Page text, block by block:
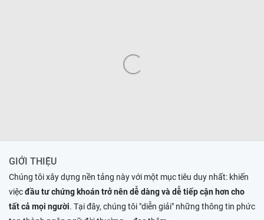
GIỚI THIỆU
Chúng tôi xây dựng nền tảng này với một mục tiêu duy nhất: khiến
việcđầu tư chứng khoán trở nên dễ dàng và dễ tiếp cận hơn cho
tất cả mọi người. Tại đây, chúng tôi "diễn giải" những thông tin phức